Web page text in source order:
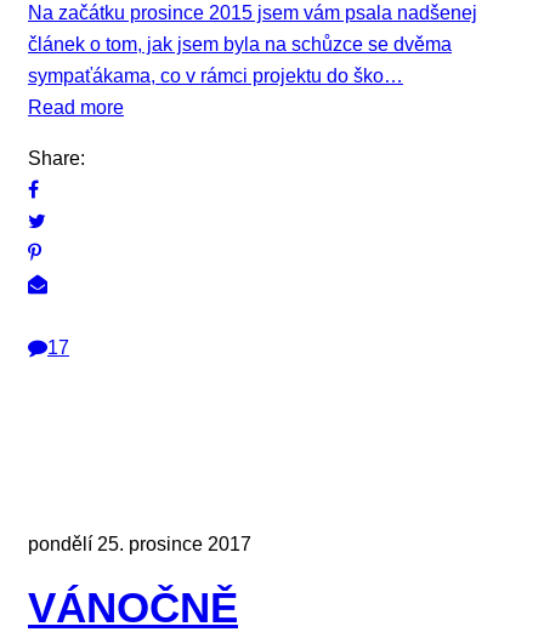
Na začátku prosince 2015 jsem vám psala nadšenej
článek o tom, jak jsem byla na schůzce se dvěma
sympaťákama, co v rámci projektu do ško…
Read more
Share:
17
pondělí 25. prosince 2017
VÁNOČNĚ